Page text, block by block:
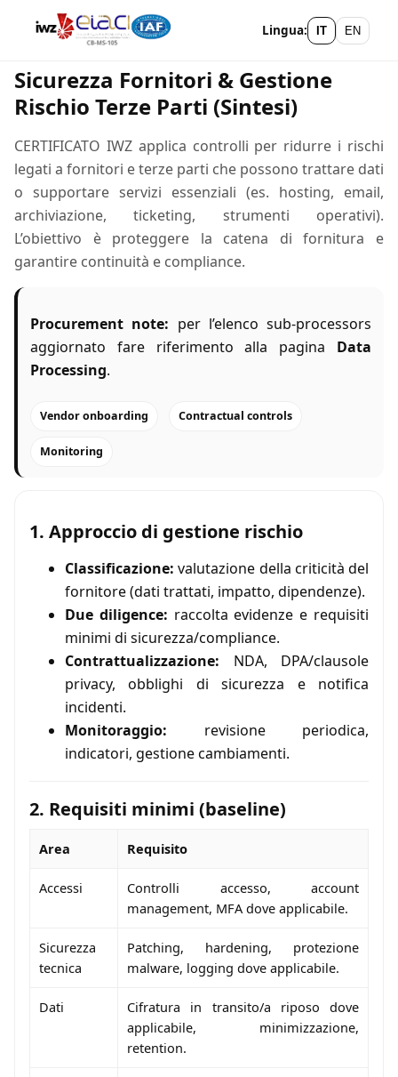
Lingua: IT EN
Sicurezza Fornitori & Gestione
Rischio Terze Parti (Sintesi)
CERTIFICATO IWZ applica controlli per ridurre i rischi
legati a fornitori e terze parti che possono trattare dati
o supportare servizi essenziali (es. hosting, email,
archiviazione, ticketing, strumenti operativi).
L’obiettivo è proteggere la catena di fornitura e
garantire continuità e compliance.
Procurement note: per l’elenco sub-processors
aggiornato fare riferimento alla pagina Data
Processing.
Vendor onboarding Contractual controls
Monitoring
1. Approccio di gestione rischio
Classificazione: valutazione della criticità del
fornitore (dati trattati, impatto, dipendenze).
Due diligence: raccolta evidenze e requisiti
minimi di sicurezza/compliance.
Contrattualizzazione: NDA, DPA/clausole
privacy, obblighi di sicurezza e notifica
incidenti.
Monitoraggio: revisione periodica,
indicatori, gestione cambiamenti.
2. Requisiti minimi (baseline)
Area Requisito
Accessi
Controlli accesso, account
management, MFA dove applicabile.
Sicurezza
tecnica
Patching, hardening, protezione
malware, logging dove applicabile.
Dati
Cifratura in transito/a riposo dove
applicabile, minimizzazione,
retention.